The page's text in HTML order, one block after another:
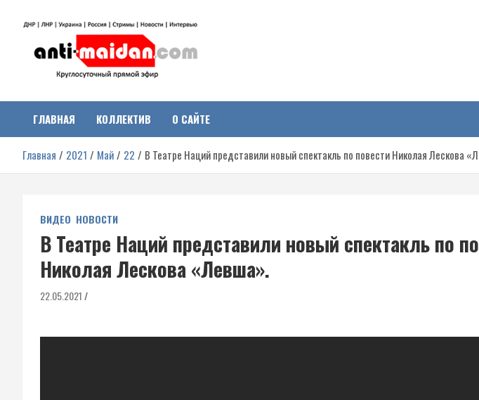
Антимайдан:
Гражданская война на
Украине
о гражданской войне на Украине, включая события в Новороссии,
ДНР, ЛНР и других регионах.
ГЛАВНАЯ КОЛЛЕКТИВ О САЙТЕ
Главная 2021 Май 22 В Театре Наций представили новый спектакль по повести Николая Лескова
ВИДЕО НОВОСТИ
В Театре Наций представили новый спектакль по
Николая Лескова «Левша».
22.05.2021